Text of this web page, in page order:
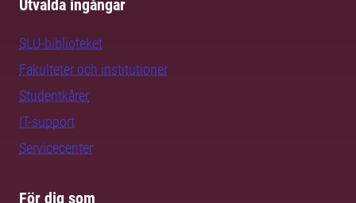
Utvalda ingångar
SLU-biblioteket
Fakulteter och institutioner
Studentkårer
IT-support
Servicecenter
För dig som